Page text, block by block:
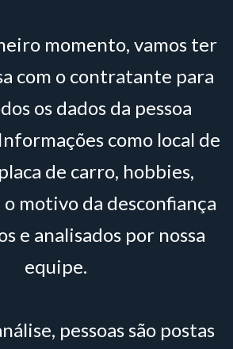
momento, vamos ter
com o contratante para
os dados da pessoa
como local de
de carro, hobbies,
motivo da desconfiança
e analisados por nossa
equipe.
pessoas são postas